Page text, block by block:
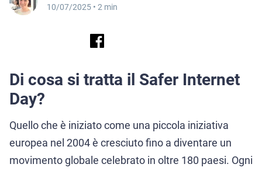
10/07/2025 • 2 min
Di cosa si tratta il Safer Internet
Day?
Quello che è iniziato come una piccola iniziativa
europea nel 2004 è cresciuto fino a diventare un
movimento globale celebrato in oltre 180 paesi. Ogni